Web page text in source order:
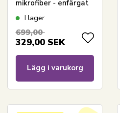
mikrofiber - enfärgat
med petrolfärgade
I lager
699,00
329,00 SEK
Lägg i varukorg